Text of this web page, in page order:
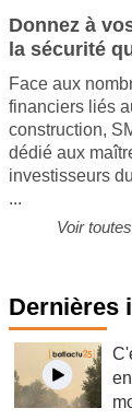
Donnez à
la sécurité
Face aux
financiers liés
construction,
dédié aux
investisseurs
...
Voir
Dernières